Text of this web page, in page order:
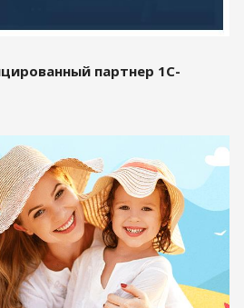
партнер 1С-